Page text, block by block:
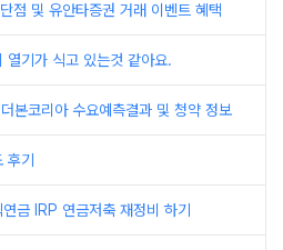
점 및 유안타증권 거래 이벤트 혜택
열기가 식고 있는것 같아요.
본코리아 수요예측결과 및 청약 정보
후기
금 IRP 연금저축 재정비 하기